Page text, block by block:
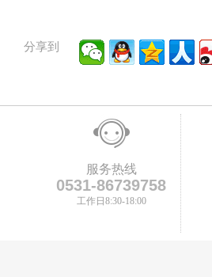
分享到
服务热线
0531-86739758
工作日8:30-18:00